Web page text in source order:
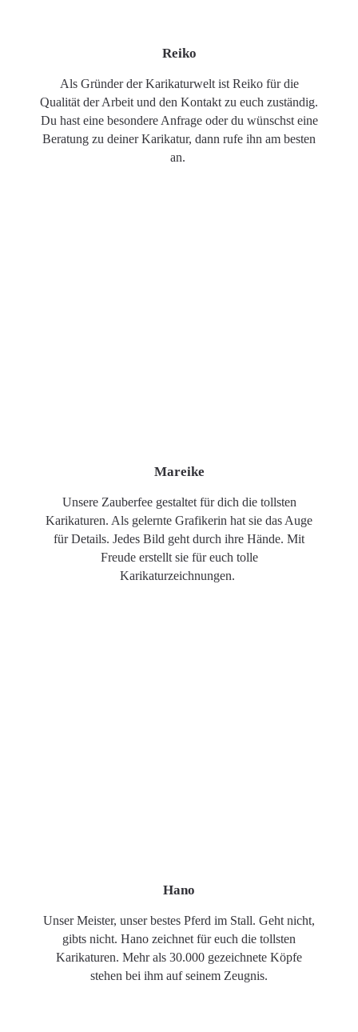
Reiko
Als Gründer der Karikaturwelt ist Reiko für die
Qualität der Arbeit und den Kontakt zu euch zuständig.
Du hast eine besondere Anfrage oder du wünschst eine
Beratung zu deiner Karikatur, dann rufe ihn am besten
an.
Mareike
Unsere Zauberfee gestaltet für dich die tollsten
Karikaturen. Als gelernte Grafikerin hat sie das Auge
für Details. Jedes Bild geht durch ihre Hände. Mit
Freude erstellt sie für euch tolle
Karikaturzeichnungen.
Hano
Unser Meister, unser bestes Pferd im Stall. Geht nicht,
gibts nicht. Hano zeichnet für euch die tollsten
Karikaturen. Mehr als 30.000 gezeichnete Köpfe
stehen bei ihm auf seinem Zeugnis.